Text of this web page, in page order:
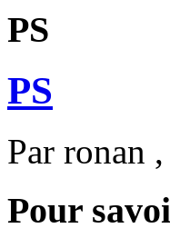
PS
PS
Par ronan
Pour